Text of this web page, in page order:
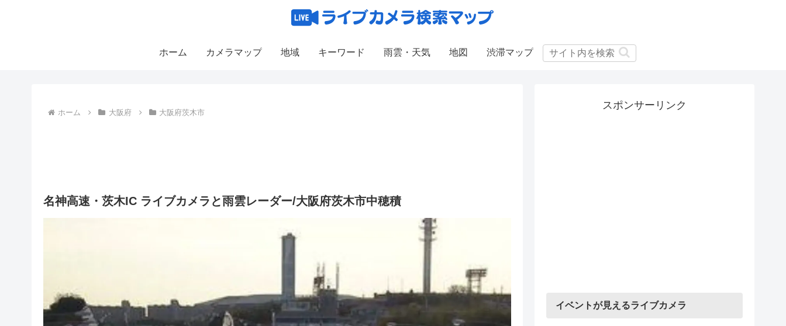
ホーム カメラマップ 地域 キーワード 雨雲・天気 地図 渋滞マップ
ホーム 大阪府 大阪府茨木市
名神高速・茨木IC ライブカメラと雨雲レーダー/大阪府茨木市中穂積
スポンサーリンク
イベントが見えるライブカメラ